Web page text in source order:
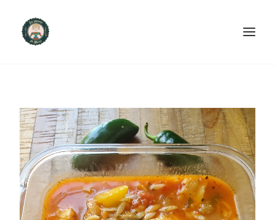
PRODUITS ET SERVICES
NOUS CONTACTER
RECETTES
FAQ
SEARCH